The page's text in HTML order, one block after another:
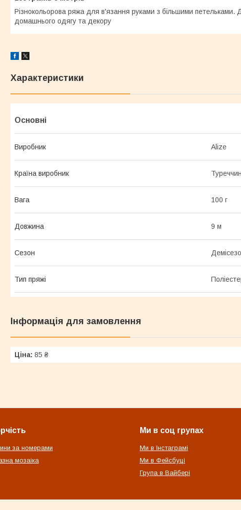
Різнокольорова ряжа для в'язання руками з більшими петельками.
домашнього одягу та декору
Характеристики
Основні
Виробник Alize
Країна виробник
Вага 100 г
Довжина 9 м
Сезон
Тип пряжі
Інформація для замовлення
Ціна: 85 ₴
за номерами
мозаіка
Ми в соц групах
Ми в Інстаграмі
Ми в Фейсбуці
Група в Вайбері